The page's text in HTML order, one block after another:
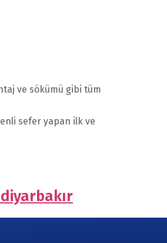
ve sökümü gibi tüm
sefer yapan ilk ve
diyarbakır